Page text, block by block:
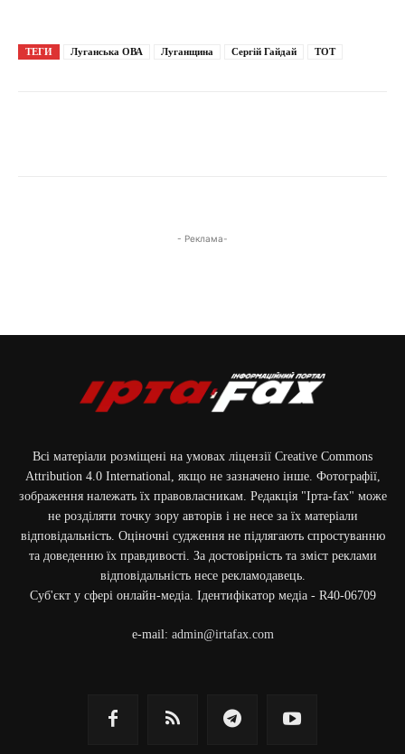
ТЕГИ Луганська ОВА Луганщина Сергій Гайдай ТОТ
- Реклама-
Всі матеріали розміщені на умовах ліцензії Creative Commons
Attribution 4.0 International, якщо не зазначено інше. Фотографії,
зображення належать їх правовласникам. Редакція "Ірта-fax" може
не розділяти точку зору авторів і не несе за їх матеріали
відповідальність. Оціночні судження не підлягають спростуванню
та доведенню їх правдивості. За достовірність та зміст реклами
відповідальність несе рекламодавець.
Cуб'єкт у сфері онлайн-медіа. Ідентифікатор медіа - R40-06709
e-mail: admin@irtafax.com